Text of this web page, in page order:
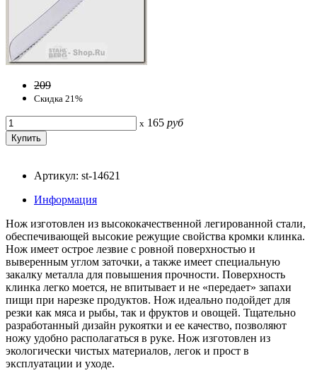
209
Скидка 21%
x 165 руб
Артикул: st-14621
Информация
Нож изготовлен из высококачественной легированной стали,
обеспечивающей высокие режущие свойства кромки клинка.
Нож имеет острое лезвие с ровной поверхностью и
выверенным углом заточки, а также имеет специальную
закалку металла для повышения прочности. Поверхность
клинка легко моется, не впитывает и не «передает» запахи
пищи при нарезке продуктов. Нож идеально подойдет для
резки как мяса и рыбы, так и фруктов и овощей. Тщательно
разработанный дизайн рукоятки и ее качество, позволяют
ножу удобно располагаться в руке. Нож изготовлен из
экологически чистых материалов, легок и прост в
эксплуатации и уходе.